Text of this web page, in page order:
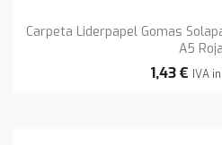
Carpeta Liderpapel Gomas
A5 Roja
1,43 € IVA